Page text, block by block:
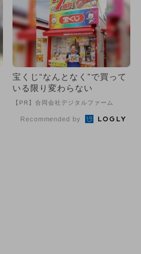
宝くじ“なんとなく”で買って
いる限り変わらない
【PR】合同会社デジタルファーム
Recommended by